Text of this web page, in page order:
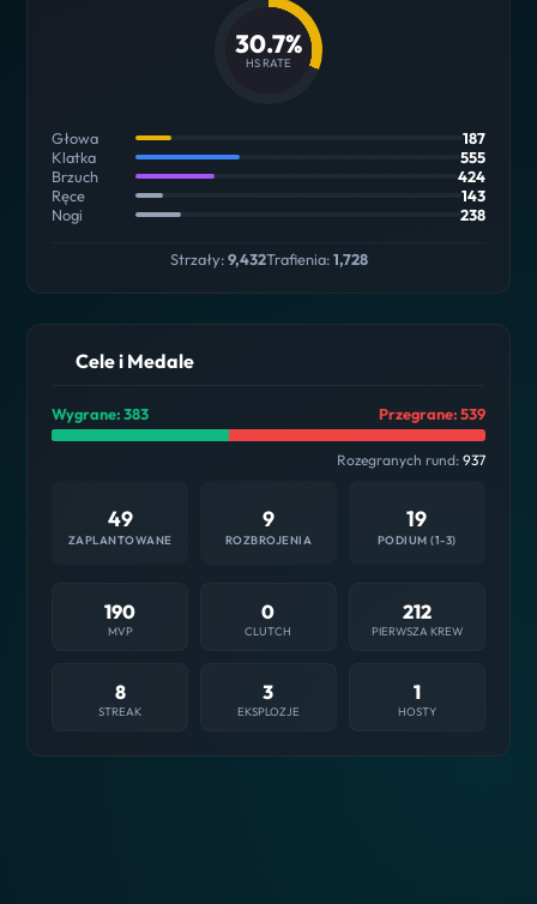
30.7%
HS RATE
Głowa
187
Klatka
555
Brzuch
424
Ręce
143
Nogi
238
Strzały:9,432Trafienia:1,728
Cele i Medale
Wygrane: 383 Przegrane: 539
Rozegranych rund: 937
49
ZAPLANTOWANE
9
ROZBROJENIA
19
PODIUM (1-3)
190
MVP
0
CLUTCH
212
PIERWSZA KREW
8
STREAK
3
EKSPLOZJE
1
HOSTY